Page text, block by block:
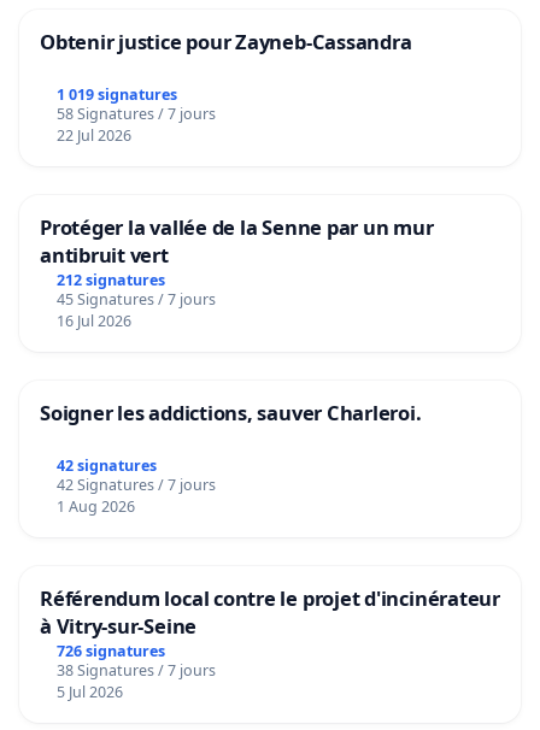
Obtenir justice pour Zayneb-Cassandra
1 019 signatures
58 Signatures / 7 jours
22 Jul 2026
Protéger la vallée de la Senne par un mur
antibruit vert
212 signatures
45 Signatures / 7 jours
16 Jul 2026
Soigner les addictions, sauver Charleroi.
42 signatures
42 Signatures / 7 jours
1 Aug 2026
Référendum local contre le projet d'incinérateur
à Vitry-sur-Seine
726 signatures
38 Signatures / 7 jours
5 Jul 2026